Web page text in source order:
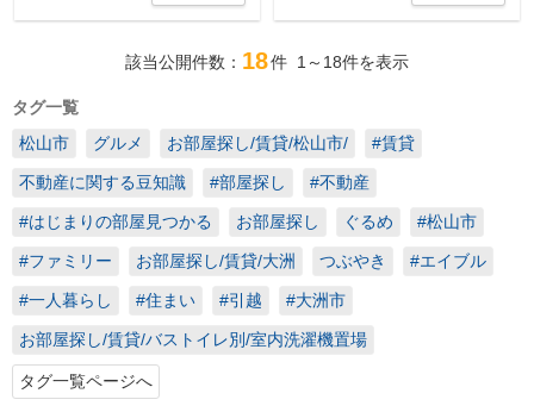
該当公開件数： 18件 1～18件を表示
タグ一覧
松山市
グルメ お部屋探し/賃貸/松山市/ #賃貸
不動産に関する豆知識 #部屋探し #不動産
#はじまりの部屋見つかる お部屋探し ぐるめ #松山市
#ファミリー お部屋探し/賃貸/大洲 つぶやき #エイブル
#一人暮らし #住まい #引越 #大洲市
お部屋探し/賃貸/バストイレ別/室内洗濯機置場
タグ一覧ページへ